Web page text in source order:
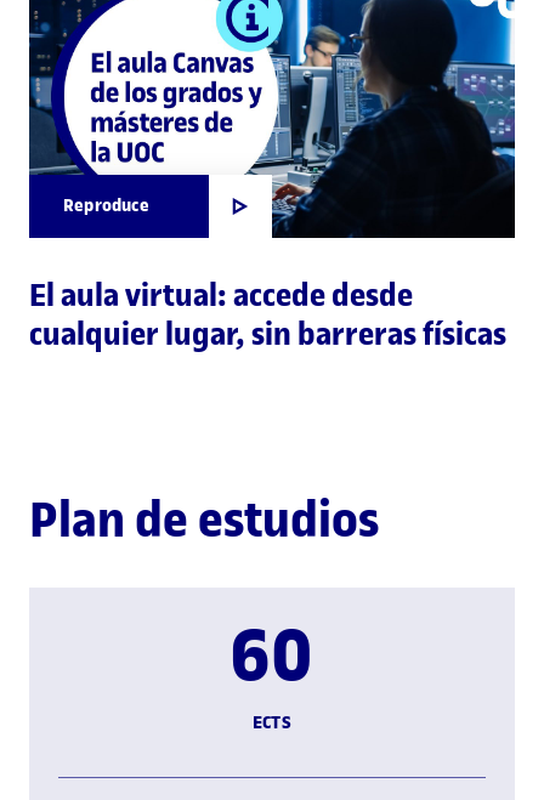
Reproduce
El aula virtual: accede desde
cualquier lugar, sin barreras físicas
Plan de estudios
60
ECTS